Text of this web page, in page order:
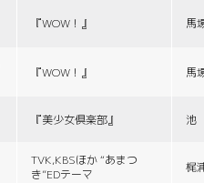
『WOW！』 馬
『WOW！』 馬
『美少女倶楽部』 池
TVK,KBSほか “あまつ
き”EDテーマ
梶